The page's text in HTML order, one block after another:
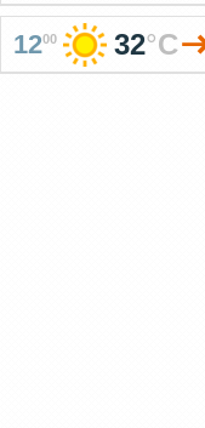
1200 32°C